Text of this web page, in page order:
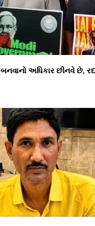
બનવાનો અધિકાર છીનવે છે,